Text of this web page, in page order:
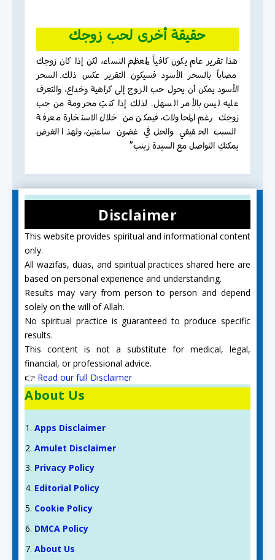
حقيقة أخرى لحب زوجك
هذا تقرير عام يكون كافياً لمعظم النساء، لكن إذا كان زوجك
مصاباً بالسحر الأسود فسيكون التقرير عكس ذلك. السحر
الأسود يمكن أن يحول حب الزوج إلى كراهية وخداع، والتعرف
عليه ليس بالأمر السهل. لذلك إذا كنتِ محرومة من حب
زوجك رغم المحاولات، فيمكن من خلال الاستخارة معرفة
السبب الحقيقي والحل في غضون ساعتين، ولهذا الغرض
يمكنكِ التواصل مع السيدة زينب”
Disclaimer
This website provides spiritual and informational content
only.
All wazifas, duas, and spiritual practices shared here are
based on personal experience and understanding.
Results may vary from person to person and depend
solely on the will of Allah.
No spiritual practice is guaranteed to produce specific
results.
This content is not a substitute for medical, legal,
financial, or professional advice.
👉 Read our full Disclaimer
About Us
Apps Disclaimer
Amulet Disclaimer
Privacy Policy
Editorial Policy
Cookie Policy
DMCA Policy
About Us